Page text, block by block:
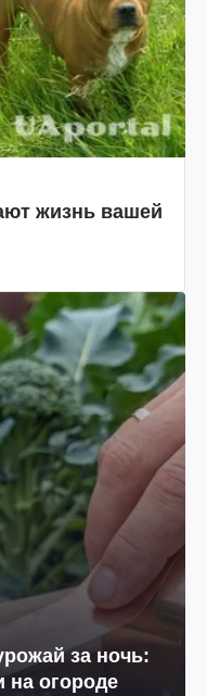
жизнь вашей
за ночь:
на огороде